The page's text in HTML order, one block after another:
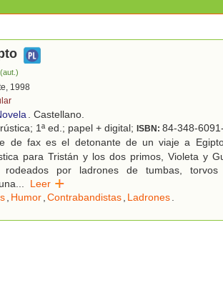
(aut.)
1998
. Castellano.
1ª ed.; papel + digital; ISBN: 84-348-
de fax es el detonante de un viaje a
para Tristán y los dos primos, Violeta y
por ladrones de tumbas, torvos
... Leer
, Humor,Contrabandistas, Ladrones.